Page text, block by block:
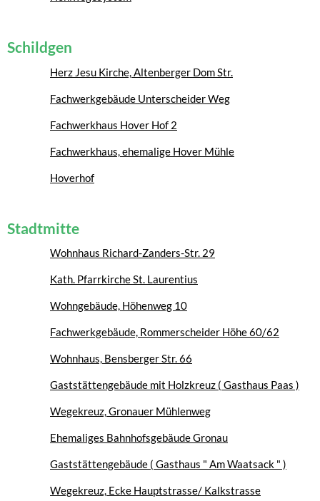
Schildgen
Herz Jesu Kirche, Altenberger Dom Str.
Fachwerkgebäude Unterscheider Weg
Fachwerkhaus Hover Hof 2
Fachwerkhaus, ehemalige Hover Mühle
Hoverhof
Stadtmitte
Wohnhaus Richard-Zanders-Str. 29
Kath. Pfarrkirche St. Laurentius
Wohngebäude, Höhenweg 10
Fachwerkgebäude, Rommerscheider Höhe 60/62
Wohnhaus, Bensberger Str. 66
Gaststättengebäude mit Holzkreuz ( Gasthaus Paas )
Wegekreuz, Gronauer Mühlenweg
Ehemaliges Bahnhofsgebäude Gronau
Gaststättengebäude ( Gasthaus " Am Waatsack " )
Wegekreuz, Ecke Hauptstrasse/ Kalkstrasse